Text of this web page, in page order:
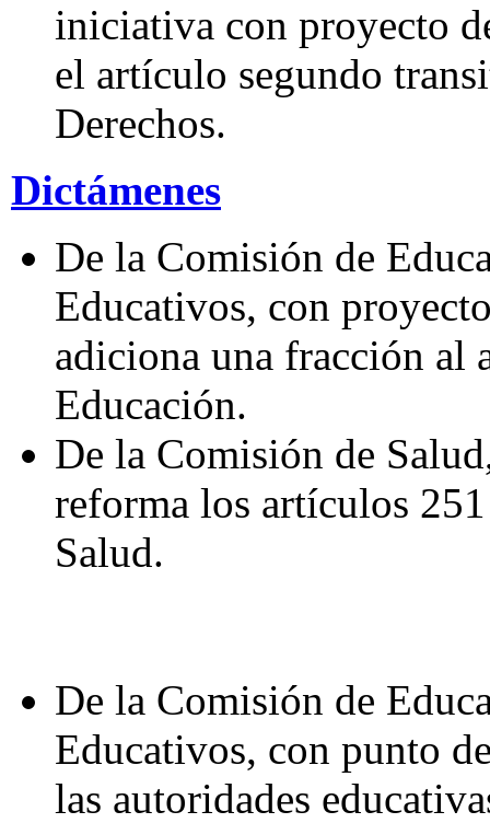
iniciativa con proyecto
el artículo segundo
Derechos.
Dictámenes
De la Comisión de
Educativos, con
adiciona una fracción al
Educación.
De la Comisión de
reforma los artículos
Salud.
De la Comisión de
Educativos, con punto
las autoridades